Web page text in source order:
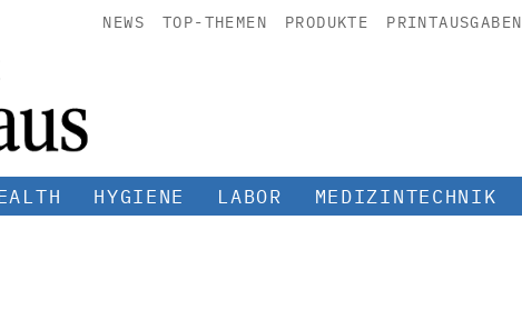
NEWS TOP-THEMEN PRODUKTE PRINTAUSGABEN
HYGIENE LABOR MEDIZINTECHNIK